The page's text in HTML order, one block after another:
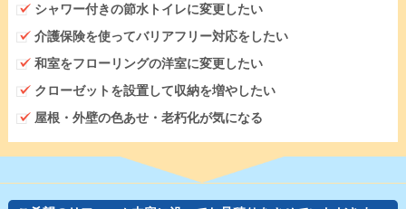
シャワー付きの節水トイレに変更したい
介護保険を使ってバリアフリー対応をしたい
和室をフローリングの洋室に変更したい
クローゼットを設置して収納を増やしたい
屋根・外壁の色あせ・老朽化が気になる